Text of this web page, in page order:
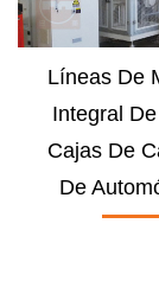
Líneas De
Integral
Cajas De
De